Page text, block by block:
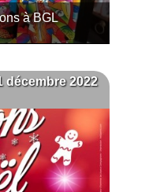
à BGL
décembre 2022